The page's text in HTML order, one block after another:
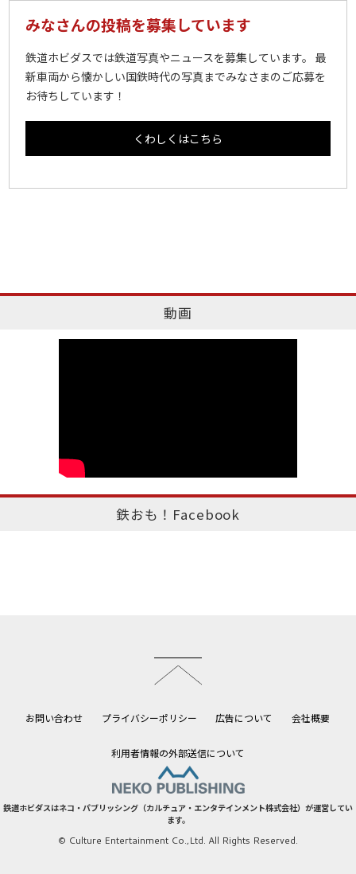
みなさんの投稿を募集しています
鉄道ホビダスでは鉄道写真やニュースを募集しています。 最
新車両から懐かしい国鉄時代の写真までみなさまのご応募を
お待ちしています！
くわしくはこちら
動画
鉄おも！Facebook
お問い合わせ プライバシーポリシー 広告について 会社概要
利用者情報の外部送信について
鉄道ホビダスはネコ・パブリッシング（カルチュア・エンタテインメント株式会社）が運営してい
ます。
© Culture Entertainment Co.,Ltd. All Rights Reserved.